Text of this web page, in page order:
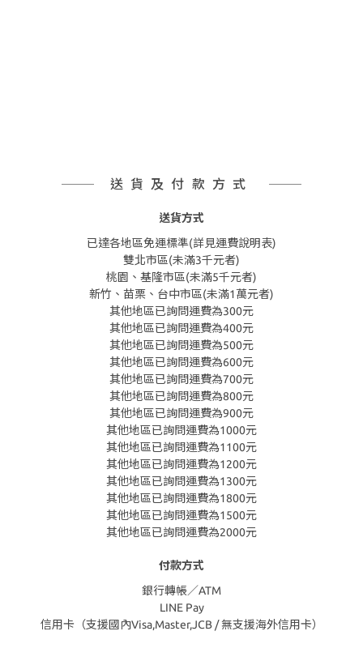
送貨及付款方式
送貨方式
已達各地區免運標準(詳見運費說明表)
雙北市區(未滿3千元者)
桃園、基隆市區(未滿5千元者)
新竹、苗栗、台中市區(未滿1萬元者)
其他地區已詢問運費為300元
其他地區已詢問運費為400元
其他地區已詢問運費為500元
其他地區已詢問運費為600元
其他地區已詢問運費為700元
其他地區已詢問運費為800元
其他地區已詢問運費為900元
其他地區已詢問運費為1000元
其他地區已詢問運費為1100元
其他地區已詢問運費為1200元
其他地區已詢問運費為1300元
其他地區已詢問運費為1800元
其他地區已詢問運費為1500元
其他地區已詢問運費為2000元
付款方式
銀行轉帳／ATM
LINE Pay
信用卡（支援國內Visa,Master,JCB / 無支援海外信用卡）